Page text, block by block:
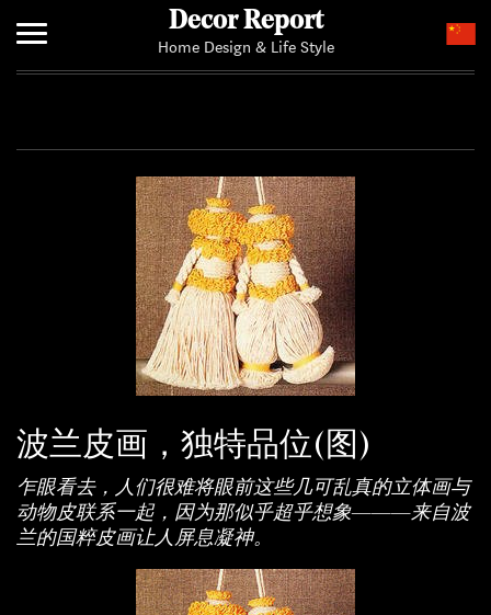
Decor Report
Home Design & Life Style
波兰皮画，独特品位(图)
乍眼看去，人们很难将眼前这些几可乱真的立体画与
动物皮联系一起，因为那似乎超乎想象———来自波
兰的国粹皮画让人屏息凝神。